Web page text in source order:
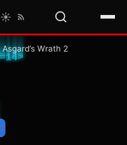
☀️
Asgard’s Wrath 2